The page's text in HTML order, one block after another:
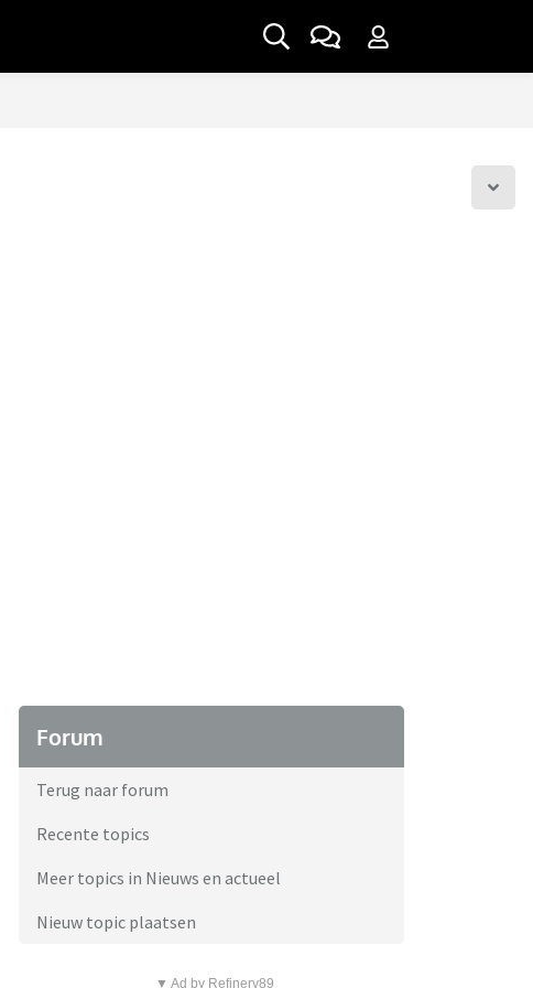
Forum
Terug naar forum
Recente topics
Meer topics in Nieuws en actueel
Nieuw topic plaatsen
▼ Ad by Refinery89